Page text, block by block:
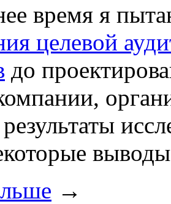
время я
целевой
до
→